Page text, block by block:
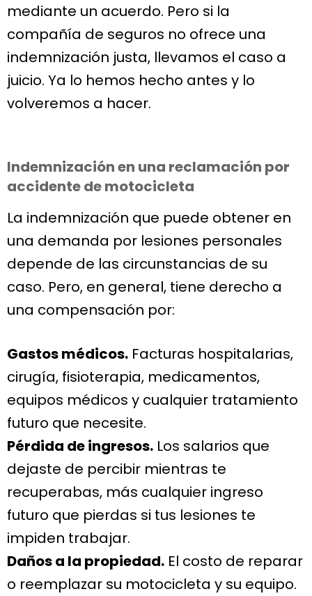
mediante un acuerdo. Pero si la
compañía de seguros no ofrece una
indemnización justa, llevamos el caso a
juicio. Ya lo hemos hecho antes y lo
volveremos a hacer.
Indemnización en una reclamación por
accidente de motocicleta
La indemnización que puede obtener en
una demanda por lesiones personales
depende de las circunstancias de su
caso. Pero, en general, tiene derecho a
una compensación por:
Gastos médicos. Facturas hospitalarias,
cirugía, fisioterapia, medicamentos,
equipos médicos y cualquier tratamiento
futuro que necesite.
Pérdida de ingresos. Los salarios que
dejaste de percibir mientras te
recuperabas, más cualquier ingreso
futuro que pierdas si tus lesiones te
impiden trabajar.
Daños a la propiedad. El costo de reparar
o reemplazar su motocicleta y su equipo.